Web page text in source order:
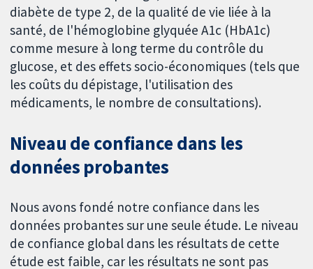
diabète de type 2, de la qualité de vie liée à la
santé, de l'hémoglobine glyquée A1c (HbA1c)
comme mesure à long terme du contrôle du
glucose, et des effets socio-économiques (tels que
les coûts du dépistage, l'utilisation des
médicaments, le nombre de consultations).
Niveau de confiance dans les
données probantes
Nous avons fondé notre confiance dans les
données probantes sur une seule étude. Le niveau
de confiance global dans les résultats de cette
étude est faible, car les résultats ne sont pas